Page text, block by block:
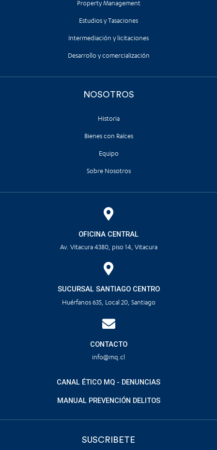
Property Management
Estudios y Tasaciones
Intermediación y licitaciones
Desarrollo y comercialización
NOSOTROS
Historia
Bienes con Raíces
Equipo
Sobre Nosotros
OFICINA CENTRAL
Av. Vitacura 4380, piso 14, Vitacura
SUCURSAL SANTIAGO CENTRO
Huérfanos 635, Local 20, Santiago
CONTACTO
info@mq.cl
CANAL ÉTICO MQ - DENUNCIAS
MANUAL PREVENCIÓN DELITOS
SUSCRIBETE